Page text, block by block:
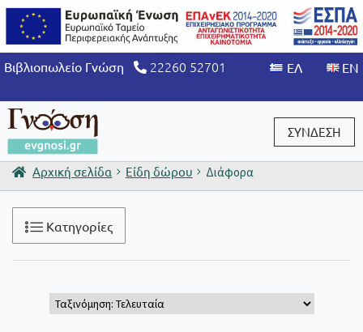
Βιβλιοπωλείο Γνώση 22260 52701
ΣΥΝΔΕΣΗ
Είσοδος / Εγγραφή
Αρχική σελίδα Είδη δώρου Διάφορα
Κατηγορίες